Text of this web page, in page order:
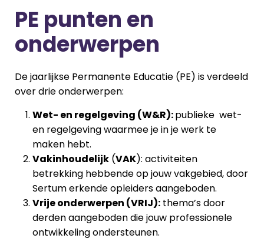
PE punten en
onderwerpen
De jaarlijkse Permanente Educatie (PE) is verdeeld
over drie onderwerpen:
Wet- en regelgeving (W&R):publieke wet-
en regelgeving waarmee je in je werk te
maken hebt.
Vakinhoudelijk (VAK): activiteiten
betrekking hebbende op jouw vakgebied, door
Sertum erkende opleiders aangeboden.
Vrije onderwerpen (VRIJ): thema’s door
derden aangeboden die jouw professionele
ontwikkeling ondersteunen.